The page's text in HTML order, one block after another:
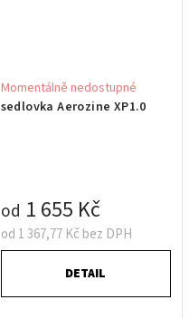
sedlovka Aerozine XP1.0
Momentálně nedostupné
od 1 367,77 Kč bez DPH
od 1 655 Kč
DETAIL